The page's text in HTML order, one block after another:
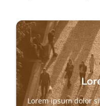
Lorem ipsum dolor